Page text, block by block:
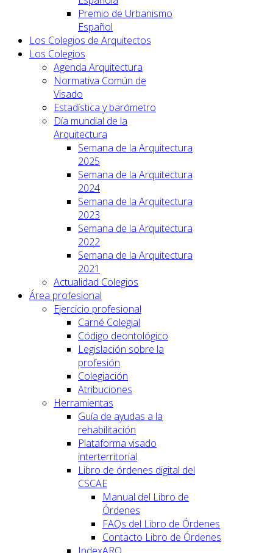
Premio de Urbanismo
Español
Los Colegios de Arquitectos
Los Colegios
Agenda Arquitectura
Normativa Común de
Visado
Estadística y barómetro
Día mundial de la
Arquitectura
Semana de la Arquitectura
2025
Semana de la Arquitectura
2024
Semana de la Arquitectura
2023
Semana de la Arquitectura
2022
Semana de la Arquitectura
2021
Actualidad Colegios
Área profesional
Ejercicio profesional
Carné Colegial
Código deontológico
Legislación sobre la
profesión
Colegiación
Atribuciones
Herramientas
Guía de ayudas a la
rehabilitación
Plataforma visado
interterritorial
Libro de órdenes digital del
CSCAE
Manual del Libro de
Órdenes
FAQs del Libro de Órdenes
Contacto Libro de Órdenes